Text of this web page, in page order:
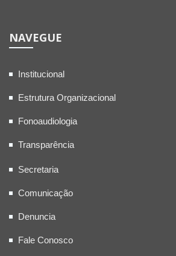
NAVEGUE
Institucional
Estrutura Organizacional
Fonoaudiologia
Transparência
Secretaria
Comunicação
Denuncia
Fale Conosco